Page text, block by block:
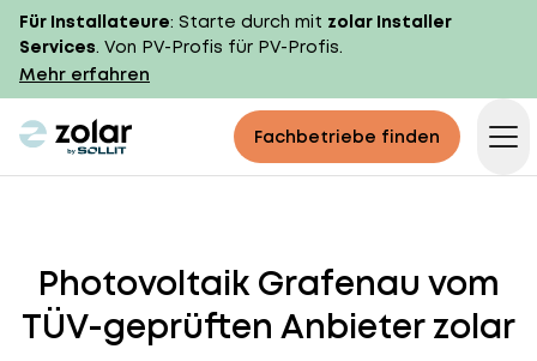
Für Installateure: Starte durch mit zolar Installer
Services. Von PV-Profis für PV-Profis.
Mehr erfahren
zolar logo Fachbetriebe finden
Photovoltaik Grafenau vom
TÜV-geprüften Anbieter zolar